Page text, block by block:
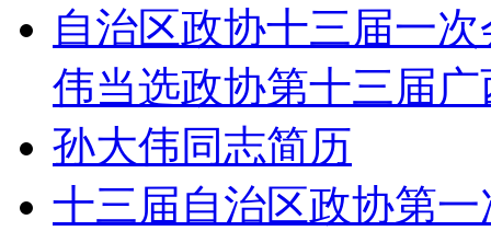
自治区政协十三届一
伟当选政协第十三届
孙大伟同志简历
十三届自治区政协第